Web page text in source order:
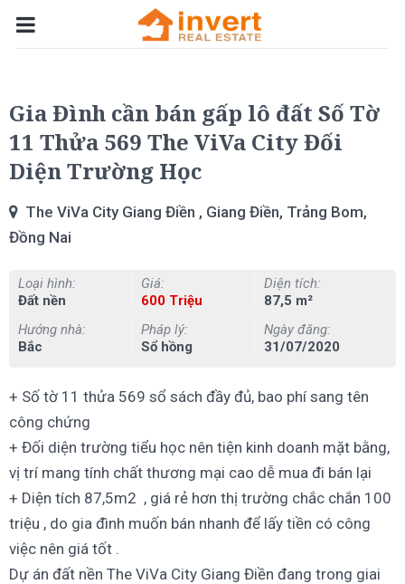
Gia Đình cần bán gấp lô đất Số Tờ
11 Thửa 569 The ViVa City Đối
Diện Trường Học
The ViVa City Giang Điền , Giang Điền, Trảng Bom,
Đồng Nai
Loại hình:
Đất nền
Giá:
600 Triệu
Diện tích:
87,5 m²
Hướng nhà:
Bắc
Pháp lý:
Sổ hồng
Ngày đăng:
31/07/2020
+ Số tờ 11 thửa 569 sổ sách đầy đủ, bao phí sang tên
công chứng
+ Đối diện trường tiểu học nên tiện kinh doanh mặt bằng,
vị trí mang tính chất thương mại cao dễ mua đi bán lại
+ Diện tích 87,5m2 , giá rẻ hơn thị trường chắc chắn 100
triệu , do gia đình muốn bán nhanh để lấy tiền có công
việc nên giá tốt .
Dự án đất nền The ViVa City Giang Điền đang trong giai